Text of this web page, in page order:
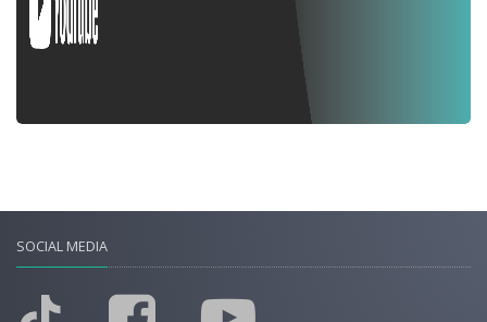
SOCIAL MEDIA